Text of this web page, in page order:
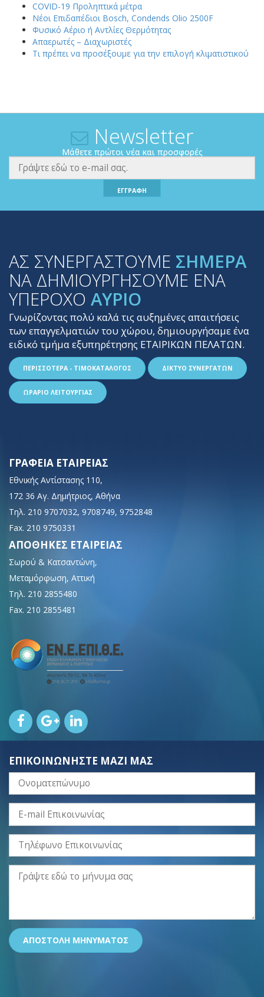
COVID-19 Προληπτικά μέτρα
Νέοι Επιδαπέδιοι Bosch, Condends Olio 2500F
Φυσικό Αέριο ή Αντλίες Θερμότητας
Απαερωτές – Διαχωριστές
Τι πρέπει να προσέξουμε για την επιλογή κλιματιστικού
Newsletter
Μάθετε πρώτοι νέα και προσφορές
ΕΓΓΡΑΦΗ
ΑΣ ΣΥΝΕΡΓΑΣΤΟΥΜΕ ΣΗΜΕΡΑ
ΝΑ ΔΗΜΙΟΥΡΓΗΣΟΥΜΕ ΕΝΑ
ΥΠΕΡΟΧΟ ΑΥΡΙΟ
Γνωρίζοντας πολύ καλά τις αυξημένες απαιτήσεις
των επαγγελματιών του χώρου, δημιουργήσαμε ένα
ειδικό τμήμα εξυπηρέτησης ΕΤΑΙΡΙΚΩΝ ΠΕΛΑΤΩΝ.
ΠΕΡΙΣΣΟΤΕΡΑ - ΤΙΜΟΚΑΤΑΛΟΓΟΣ ΔΙΚΤΥΟ ΣΥΝΕΡΓΑΤΩΝ
ΩΡΑΡΙΟ ΛΕΙΤΟΥΡΓΙΑΣ
ΓΡΑΦΕΙΑ ΕΤΑΙΡΕΙΑΣ
Εθνικής Αντίστασης 110,
172 36 Αγ. Δημήτριος, Αθήνα
Τηλ. 210 9707032, 9708749, 9752848
Fax. 210 9750331
ΑΠΟΘΗΚΕΣ ΕΤΑΙΡΕΙΑΣ
Σωρού & Κατσαντώνη,
Μεταμόρφωση, Αττική
Τηλ. 210 2855480
Fax. 210 2855481
ΕΠΙΚΟΙΝΩΝΗΣΤΕ ΜΑΖΙ ΜΑΣ